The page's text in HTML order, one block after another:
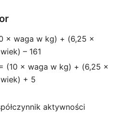
× waga w kg) + (6,25 ×
– 161
(10 × waga w kg) + (6,25 ×
+ 5
aktywności